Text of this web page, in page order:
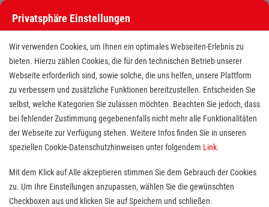
Pflegefachkraft (m/w/d) im
Marienhospital -
Gerontopsychiatrie
Privatsphäre Einstellungen
Wir verwenden Cookies, um Ihnen ein optimales Webseiten-Erlebnis zu
bieten. Hierzu zählen Cookies, die für den technischen Betrieb unserer
Webseite erforderlich sind, sowie solche, die uns helfen, unsere Plattform
zu verbessern und zusätzliche Funktionen bereitzustellen. Entscheiden Sie
selbst, welche Kategorien Sie zulassen möchten. Beachten Sie jedoch, dass
bei fehlender Zustimmung gegebenenfalls nicht mehr alle Funktionalitäten
der Webseite zur Verfügung stehen. Weitere Infos finden Sie in unseren
speziellen Cookie-Datenschutzhinweisen unter folgendem Link.
Mit dem Klick auf Alle akzeptieren stimmen Sie dem Gebrauch der Cookies
zu. Um Ihre Einstellungen anzupassen, wählen Sie die gewünschten
Checkboxen aus und klicken Sie auf Speichern und schließen.